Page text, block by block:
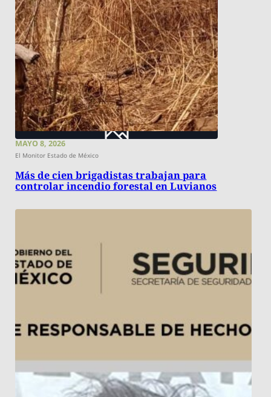
MAYO 8, 2026
El Monitor Estado de México
Más de cien brigadistas trabajan para
controlar incendio forestal en Luvianos